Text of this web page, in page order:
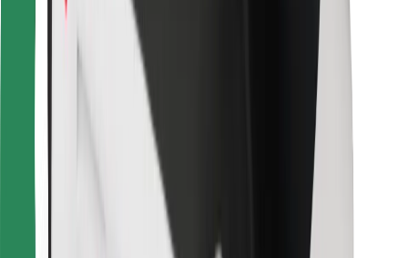
Drugo
Dobavitelji
Pogoji poslovanja
Do vožnje v nekaj minutah!
Prenesi aplikacijo Bolt